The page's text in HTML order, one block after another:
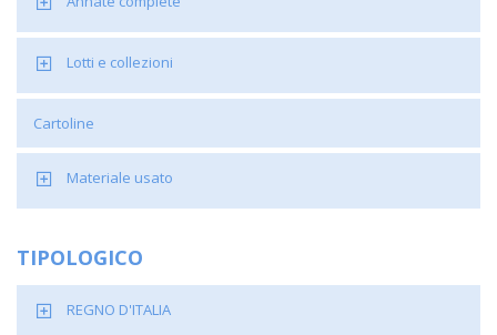
Lotti e collezioni
Cartoline
Materiale usato
TIPOLOGICO
REGNO D'ITALIA